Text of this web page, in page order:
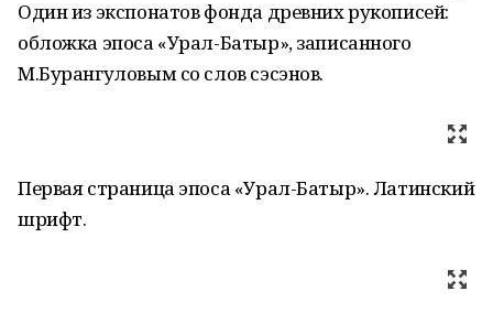
Один из экспонатов фонда древних рукописей:
обложка эпоса «Урал-Батыр», записанного
М.Бурангуловым со слов сэсэнов.
Первая страница эпоса «Урал-Батыр». Латинский
шрифт.